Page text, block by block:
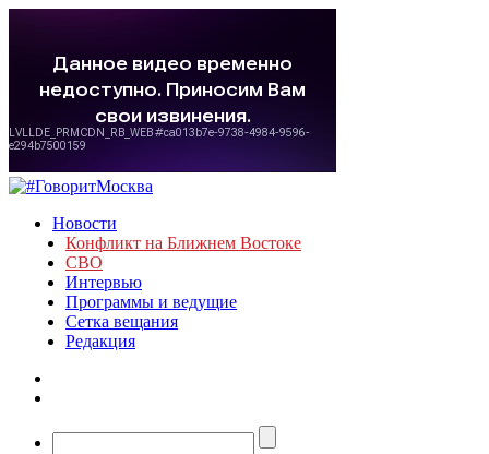
Новости
Конфликт на Ближнем Востоке
СВО
Интервью
Программы и ведущие
Сетка вещания
Редакция